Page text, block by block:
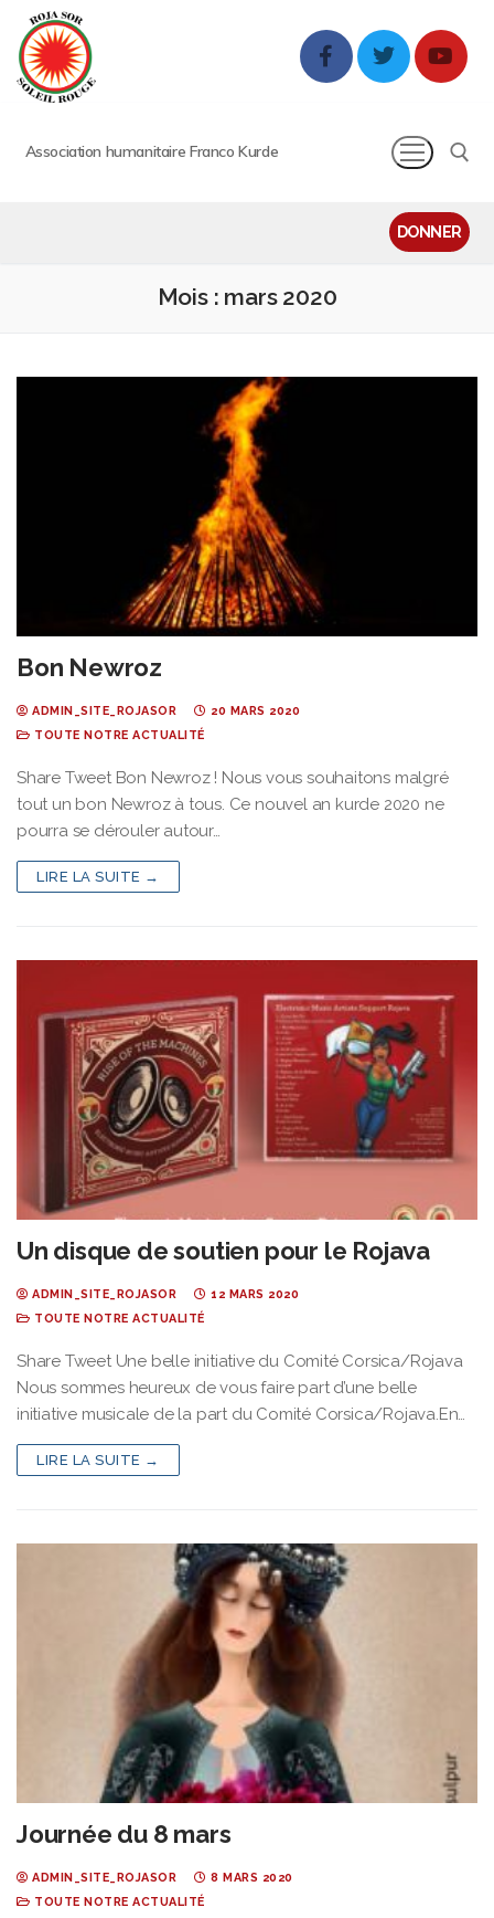
Association humanitaire Franco Kurde
DONNER
Mois : mars 2020
Bon Newroz
ADMIN_SITE_ROJASOR
20 MARS 2020
TOUTE NOTRE ACTUALITÉ
Share Tweet Bon Newroz ! Nous vous souhaitons malgré
tout un bon Newroz à tous. Ce nouvel an kurde 2020 ne
pourra se dérouler autour…
LIRE LA SUITE →
Un disque de soutien pour le Rojava
ADMIN_SITE_ROJASOR
12 MARS 2020
TOUTE NOTRE ACTUALITÉ
Share Tweet Une belle initiative du Comité Corsica/Rojava
Nous sommes heureux de vous faire part d’une belle
initiative musicale de la part du Comité Corsica/Rojava.En…
LIRE LA SUITE →
Journée du 8 mars
ADMIN_SITE_ROJASOR
8 MARS 2020
TOUTE NOTRE ACTUALITÉ